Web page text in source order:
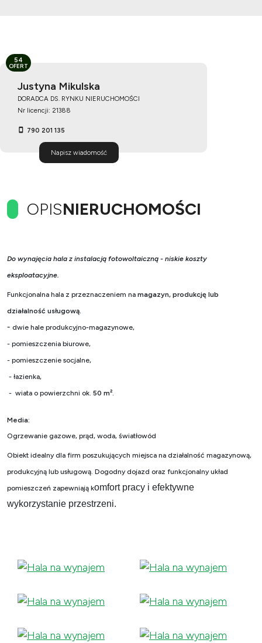
Justyna Mikulska
DORADCA DS. RYNKU NIERUCHOMOŚCI
Nr licencji: 21388
790 201 135
Napisz wiadomość
54
OFERT
OPISNIERUCHOMOŚCI
Do wynajęcia hala z instalacją fotowoltaiczną - niskie koszty
eksploatacyjne.
Funkcjonalna hala z przeznaczeniem na magazyn, produkcję lub
działalność usługową.
- dwie hale produkcyjno-magazynowe,
- pomieszczenia biurowe,
- pomieszczenie socjalne,
- łazienka,
- wiata o powierzchni ok. 50 m²
Media:
Ogrzewanie gazowe, prąd, woda, światłowód
Obiekt idealny dla firm poszukujących miejsca na działalność magazynową,
produkcyjną lub usługową. Dogodny dojazd oraz funkcjonalny układ
pomieszczeń zapewniają komfort pracy i efektywne
wykorzystanie przestrzeni.